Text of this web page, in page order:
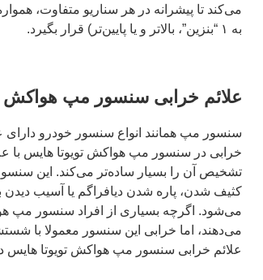
به ۱ “بنزین”، بالاتر و یا پایین‌تر) قرار بگیرد.
علائم خرابی سنسور مپ هواکش
سنسور مپ همانند انواع سنسور خودرو
خرابی در سنسور مپ هواکش تویوتا هایس با
تشخیص آن را بسیار ساده‌تر می‌کند. این سنسور
کثیف شدن، پاره شدن دیافراگم یا آسیب
می‌شود. اگرچه بسیاری از افراد سنسور مپ
می‌دهند، اما خرابی این سنسور معمولا با
علائم خرابی سنسور مپ هواکش تویوتا هایس